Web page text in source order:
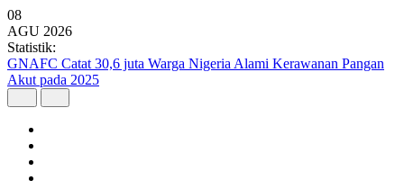
08
AGU 2026
Statistik:
Kunjungan Wisatawan Mancanegara Tembus 7 Juta per Semester I
2026